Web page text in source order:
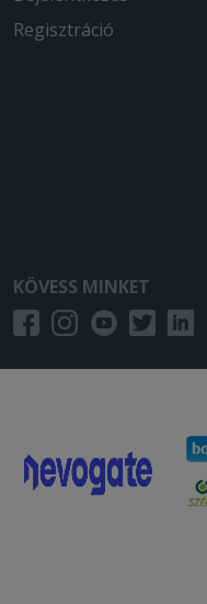
Regisztráció
KÖVESS MINKET